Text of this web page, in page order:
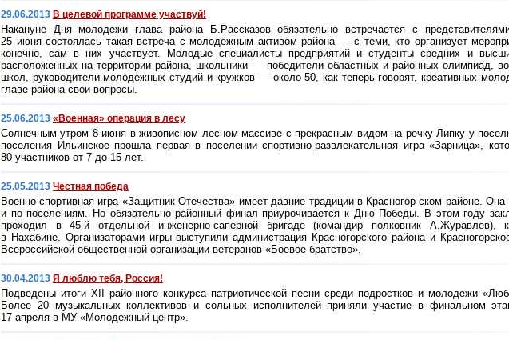
29.06.2013 В целевой программе участвуй!
Накануне Дня молодежи глава района Б.Рассказов обязательно встречается с
25 июня состоялась такая встреча с молодежным активом района — с теми, кто организует
конечно, сам в них участвует. Молодые специалисты предприятий и студенты средних и
расположенных на территории района, школьники — победители областных и районных олимпиад,
школ, руководители молодежных студий и кружков — около 50, как теперь говорят, креативных
главе района свои вопросы.
25.06.2013 «Военная» операция в лесу
Солнечным утром 8 июня в живописном лесном массиве с прекрасным видом на речку Липку у
поселения Ильинское прошла первая в поселении спортивно-развлекательная игра «Зарница»,
80 участников от 7 до 15 лет.
25.05.2013 Честная победа
Военно-спортивная игра «Защитник Отечества» имеет давние традиции в Красногор-ском районе.
и по поселениям. Но обязательно районный финал приурочивается к Дню Победы. В этом году
проходил в45-й отдельной инженерно-саперной бригаде (командир полковник А.Журавлев),
в Нахабине. Организаторами игры выступили администрация Красногорского района и
Всероссийской общественной организации ветеранов «Боевое братство».
30.04.2013 Я люблю тебя, Россия!
Подведены итоги ХII районного конкурса патриотической песни среди подростков и молодежи
Более 20 музыкальных коллективов и сольных исполнителей приняли участие в финальном
17 апреля в МУ «Молодежный центр».